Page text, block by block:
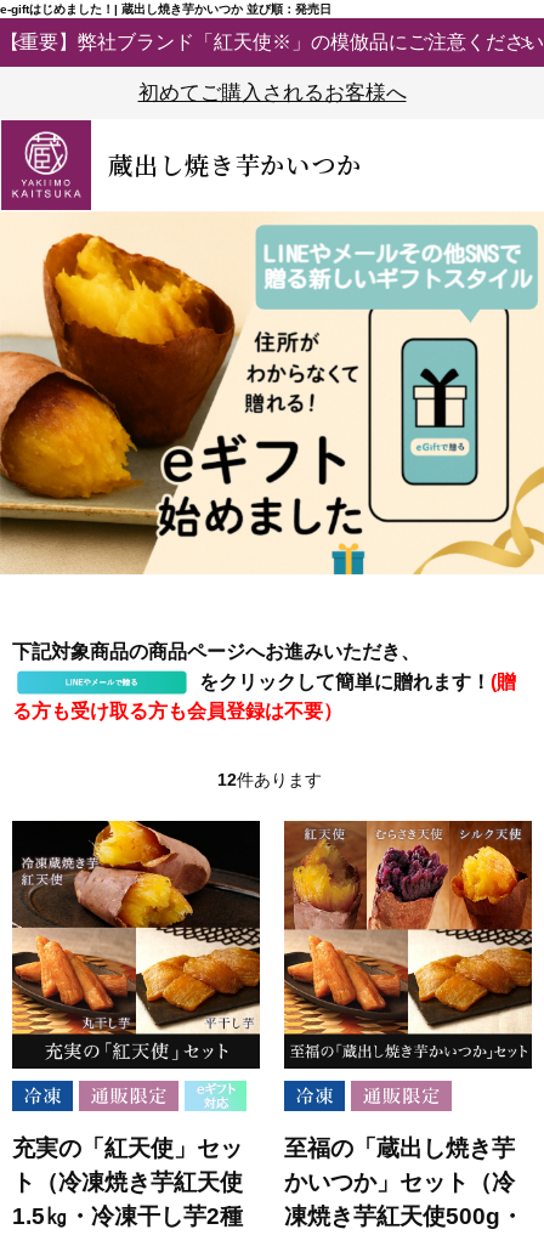
e-giftはじめました！| 蔵出し焼き芋かいつか 並び順：発売日
【重要】弊社ブランド「紅天使※」の模倣品にご注意ください
初めてご購入されるお客様へ
蔵出し焼き芋かいつか
下記対象商品の商品ページへお進みいただき、
をクリックして簡単に贈れます！ (贈
る方も受け取る方も会員登録は不要）
12件あります
充実の「紅天使」セッ
ト（冷凍焼き芋紅天使
1.5㎏・冷凍干し芋2種
至福の「蔵出し焼き芋
かいつか」セット（冷
凍焼き芋紅天使500g・